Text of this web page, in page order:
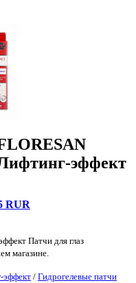
эффект
RUR
Патчи для глаз
магазине.
эффект / Гидрогелевые патчи